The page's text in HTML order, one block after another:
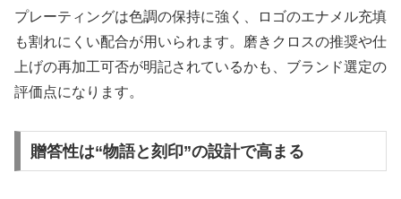
プレーティングは色調の保持に強く、ロゴのエナメル充填
も割れにくい配合が用いられます。磨きクロスの推奨や仕
上げの再加工可否が明記されているかも、ブランド選定の
評価点になります。
贈答性は“物語と刻印”の設計で高まる